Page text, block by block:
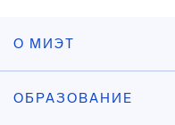
О МИЭТ
ОБРАЗОВАНИЕ